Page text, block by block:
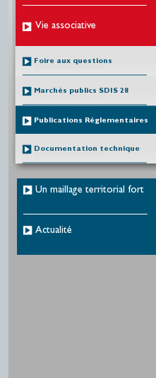
Vie associative
Foire aux questions
Marchés publics SDIS 28
Publications Réglementaires
Documentation technique
Un maillage territorial fort
Actualité